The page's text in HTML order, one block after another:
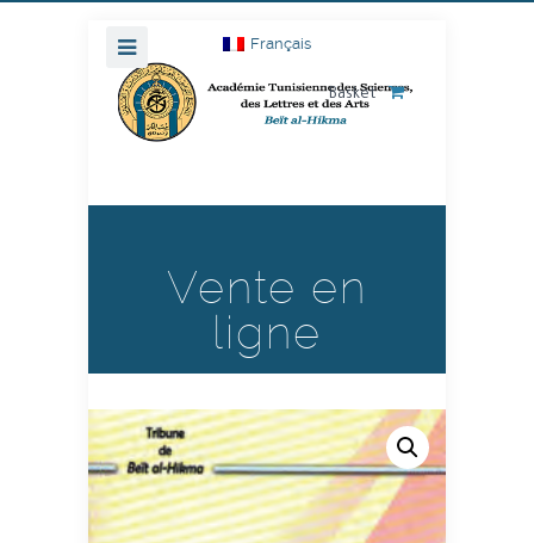
Français
Basket
Vente en
ligne